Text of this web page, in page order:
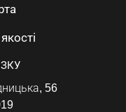
56